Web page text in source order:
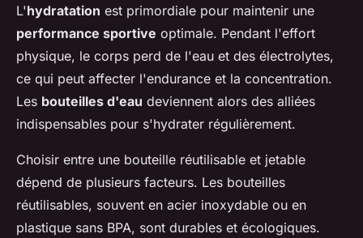
L'hydratation est primordiale pour maintenir une
performance sportive optimale. Pendant l'effort
physique, le corps perd de l'eau et des électrolytes,
ce qui peut affecter l'endurance et la concentration.
Les bouteilles d'eau deviennent alors des alliées
indispensables pour s'hydrater régulièrement.
Choisir entre une bouteille réutilisable et jetable
dépend de plusieurs facteurs. Les bouteilles
réutilisables, souvent en acier inoxydable ou en
plastique sans BPA, sont durables et écologiques.